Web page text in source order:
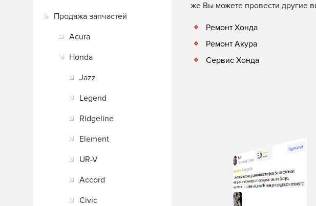
Продажа запчастей
Acura
Honda
Jazz
Legend
Ridgeline
Element
UR-V
Accord
Civic
же Вы можете провести другие
Ремонт Хонда
Ремонт Акура
Сервис Хонда